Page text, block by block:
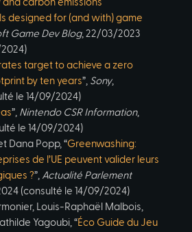
carbon emissions
designed for (and with) game
Game Dev Blog, 22/03/2023
target to achieve a zero
by ten years”, Sony,
le 14/09/2024)
”, Nintendo CSR Information,
le 14/09/2024)
Dana Popp, “Greenwashing:
de l’UE peuvent valider leurs
?”, Actualité Parlement
(consulté le 14/09/2024)
Louis-Raphaël Malbois,
Yagoubi, “Éco Guide du Jeu